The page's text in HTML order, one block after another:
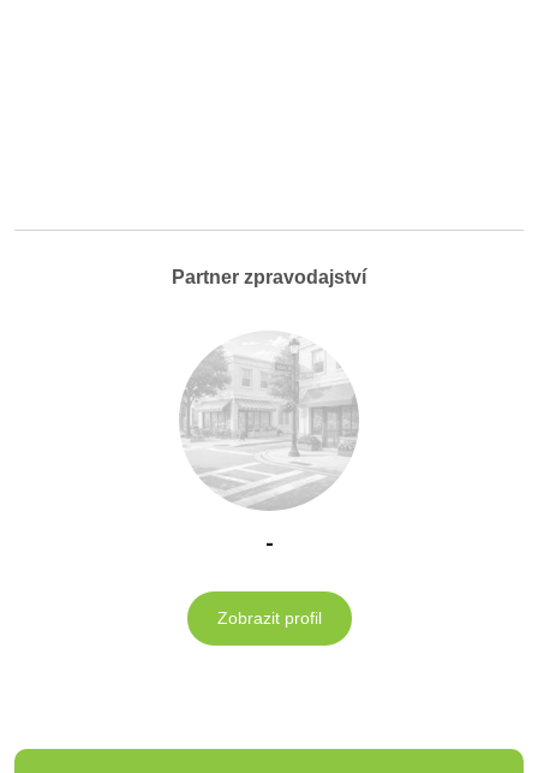
Partner zpravodajství
-
Zobrazit profil